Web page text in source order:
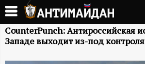
Перейти
основному
содержанию
А
CounterPunch: Антироссийская
Западе выходит из-под контроля